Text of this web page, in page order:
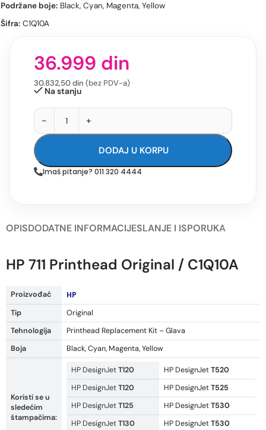
Podržane boje: Black, Cyan, Magenta, Yellow
Šifra: C1Q10A
36.999 din
30.832,50din (bez PDV-a)
Na stanju
- +
DODAJ U KORPU
Imaš pitanje? 011 320 4444
OPISDODATNE INFORMACIJESLANJE I ISPORUKA
HP 711 Printhead Original / C1Q10A
Proizvođač HP
Tip
Original
Tehnologija
Printhead Replacement Kit – Glava
Boja
Black, Cyan, Magenta, Yellow
Koristi se u
sledećim
štampačima:
HP DesignJetT120 HP DesignJetT520
HP DesignJetT120 HP DesignJetT525
HP DesignJetT125 HP DesignJetT530
HP DesignJetT130 HP DesignJetT530